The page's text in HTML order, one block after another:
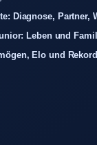
Diagnose, Partner,
Leben und
Elo und